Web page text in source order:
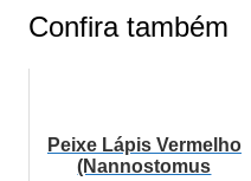
Confira também
Peixe Lápis Vermelho
(Nannostomus